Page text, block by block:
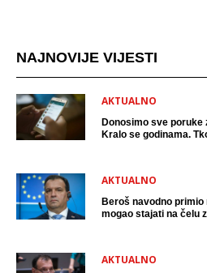
NAJNOVIJE VIJESTI
AKTUALNO
Donosimo sve poruke
Kralo se godinama.
AKTUALNO
Beroš navodno primio
mogao stajati na čelu
AKTUALNO